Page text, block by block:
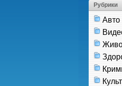
Рубрики
Авто